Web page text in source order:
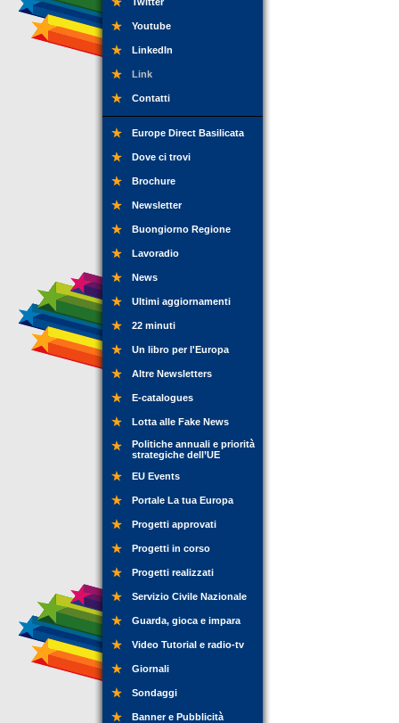
Youtube
LinkedIn
Link
Contatti
Europe Direct Basilicata
Dove ci trovi
Brochure
Newsletter
Buongiorno Regione
Lavoradio
News
Ultimi aggiornamenti
22 minuti
Un libro per l'Europa
Altre Newsletters
E-catalogues
Lotta alle Fake News
Politiche annuali e priorità
strategiche dell’UE
EU Events
Portale La tua Europa
Progetti approvati
Progetti in corso
Progetti realizzati
Servizio Civile Nazionale
Guarda, gioca e impara
Video Tutorial e radio-tv
Giornali
Sondaggi
Banner e Pubblicità